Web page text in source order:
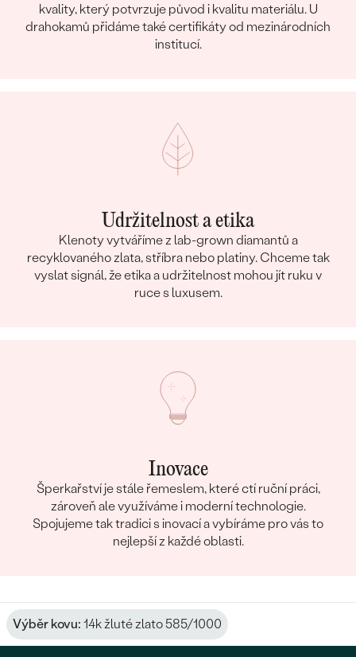
kvality, který potvrzuje původ i kvalitu materiálu. U
drahokamů přidáme také certifikáty od mezinárodních
institucí.
Udržitelnost a etika
Klenoty vytváříme z lab-grown diamantů a
recyklovaného zlata, stříbra nebo platiny. Chceme tak
vyslat signál, že etika a udržitelnost mohou jít ruku v
ruce s luxusem.
Inovace
Šperkařství je stále řemeslem, které ctí ruční práci,
zároveň ale využíváme i moderní technologie.
Spojujeme tak tradici s inovací a vybíráme pro vás to
nejlepší z každé oblasti.
Výběr kovu: 14k žluté zlato 585/1000